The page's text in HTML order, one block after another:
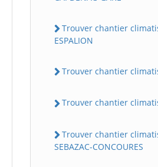
Trouver chantier
ESPALION
Trouver chantier
Trouver chantier
Trouver chantier
SEBAZAC-CONCOURES